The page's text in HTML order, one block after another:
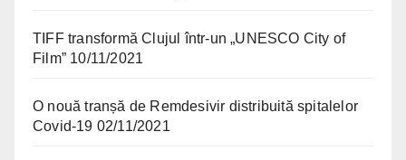
TIFF transformă Clujul într-un „UNESCO City of
Film” 10/11/2021
O nouă tranșă de Remdesivir distribuită spitalelor
Covid-19 02/11/2021